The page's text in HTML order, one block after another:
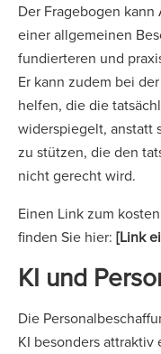
Der Fragebogen
einer allgemeinen
fundierteren und
Er kann zudem bei
helfen, die die
widerspiegelt, anstatt
zu stützen, die den
nicht gerecht wird.
Einen Link zum
finden Sie hier: [Link
KI und
Die
KI besonders attraktiv